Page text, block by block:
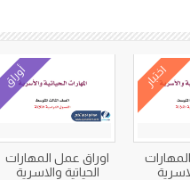
اختبار أوراق
اوراق عمل المهارات
الحياتية والاسرية